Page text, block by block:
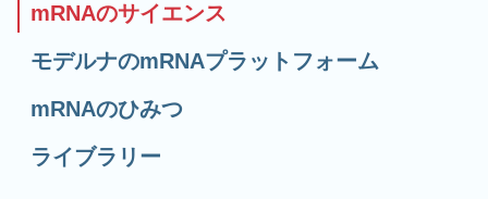
mRNAのサイエンス
モデルナのmRNAプラットフォーム
mRNAのひみつ
ライブラリー